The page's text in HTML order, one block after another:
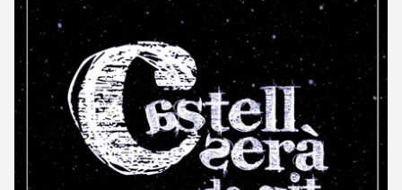
sobreviurà molts anys, perquè mentre el marit
moria als anys setanta, la seva vídua va morir el 5-
5-5.
El seu fill Rosendo Bosch Farré es va casar amb
Josefa Huguet Arriasol d'Anglesola i varen tenir
dos fills, el Ramon casat amb Teresa Carbi Prats que
també tenen dos fills, el Jordi i la Mª Teresa i l'altre